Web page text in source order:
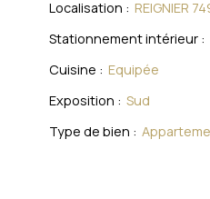
Localisation : REIGNIER
Stationnement intérieur :
Cuisine : Equipée
Exposition : Sud
Type de bien :